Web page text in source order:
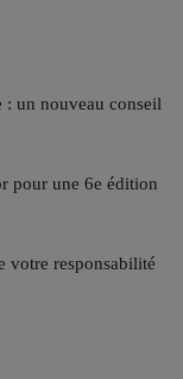
un nouveau conseil
pour une 6e édition
votre responsabilité